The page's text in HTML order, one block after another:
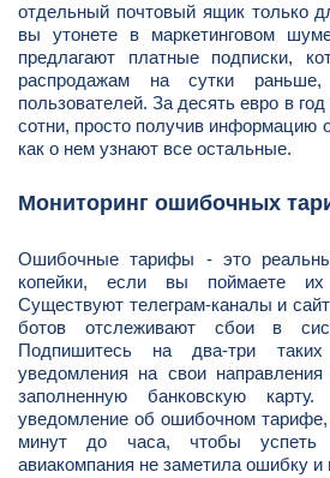
отдельный почтовый ящик только
вы утонете в маркетинговом
предлагают платные подписки,
распродажам на сутки
пользователей. За десять евро в
сотни, просто получив информацию
как о нем узнают все остальные.
Мониторинг ошибочных
Ошибочные тарифы - это
копейки, если вы поймаете
Существуют телеграм-каналы и
ботов отслеживают сбои в
Подпишитесь на два-три таких
уведомления на свои
заполненную банковскую
уведомление об ошибочном тарифе,
минут до часа, чтобы успеть
авиакомпания не заметила ошибку и